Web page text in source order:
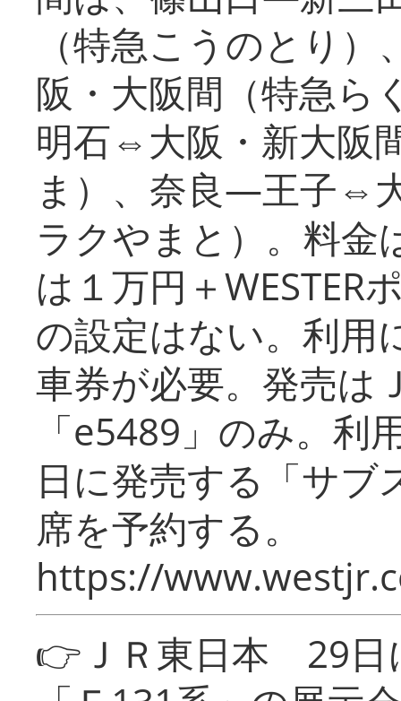
（特急こうのとり
阪・大阪間（特急
明石⇔大阪・新大阪
ま）、奈良―王子⇔
ラクやまと）。料金
は１万円＋WESTER
の設定はない。利用
車券が必要。発売は
「e5489」のみ。利
日に発売する「サブ
席を予約する。
https://
👉ＪＲ東日本 29日